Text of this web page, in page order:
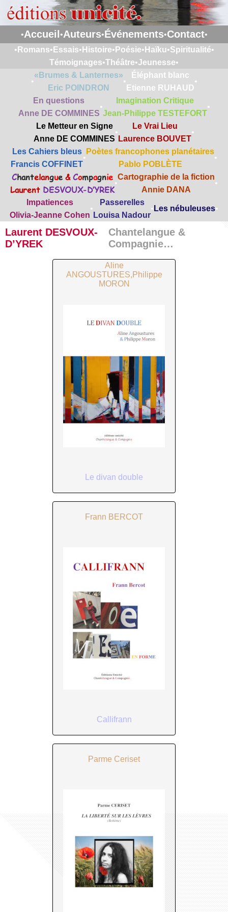
•Accueil •Auteurs•Événements•Contact•
• Romans• Essais• Histoire• Poésie• Haïku•Spiritualité•
Témoignages•Théâtre•Jeunesse•
•
«Brumes & Lanternes»
Eric POINDRON
•
Éléphant blanc
Etienne RUHAUD
•
En questions
Anne DE COMMINES
•
Imagination Critique
Jean-Philippe TESTEFORT
•
Le Metteur en Signe
Anne DE COMMINES
•
Le Vrai Lieu
Laurence BOUVET
•
Les Cahiers bleus
Francis COFFINET
•
Poètes francophones planétaires
Pablo POBLÈTE
•
Chantelangue & Compagnie
Laurent DESVOUX-D’YREK
•
Cartographie de la fiction
Annie DANA
•
Impatiences
Olivia-Jeanne Cohen
•
Passerelles
Louisa Nadour
• Les nébuleuses•
Laurent DESVOUX-
D’YREK
Chantelangue &
Compagnie…
Aline
ANGOUSTURES,Philippe
MORON
Le divan double
Frann BERCOT
Callifrann
Parme Ceriset